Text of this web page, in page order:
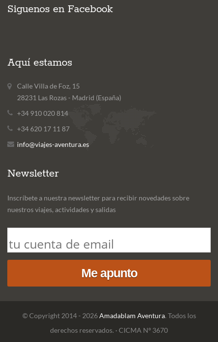
Siguenos en Facebook
Aquí estamos
Calle Villa de Foz, 15
28231 Las Rozas - Madrid (España)
+34 910 020 814
+34 620 17 11 87
info@viajes-aventura.es
Newsletter
Inscríbete a nuestra newsletter para recibir novedades sobre
nuestros viajes, actividades y salidas
© Copyright 2014 - 2026Amadablam Aventura. Todos los
derechos reservados. · CICMA Nº 3670